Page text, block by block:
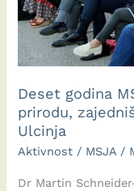
Deset godina
prirodu,
Ulcinja
Aktivnost / MSJA /
Dr Martin